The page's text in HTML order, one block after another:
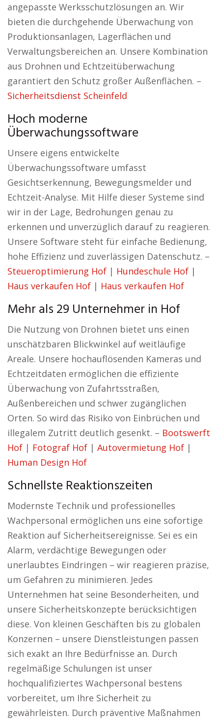
angepasste Werksschutzlösungen an. Wir
bieten die durchgehende Überwachung von
Produktionsanlagen, Lagerflächen und
Verwaltungsbereichen an. Unsere Kombination
aus Drohnen und Echtzeitüberwachung
garantiert den Schutz großer Außenflächen. –
Sicherheitsdienst Scheinfeld
Hoch moderne
Überwachungssoftware
Unsere eigens entwickelte
Überwachungssoftware umfasst
Gesichtserkennung, Bewegungsmelder und
Echtzeit-Analyse. Mit Hilfe dieser Systeme sind
wir in der Lage, Bedrohungen genau zu
erkennen und unverzüglich darauf zu reagieren.
Unsere Software steht für einfache Bedienung,
hohe Effizienz und zuverlässigen Datenschutz. –
Steueroptimierung Hof | Hundeschule Hof |
Haus verkaufen Hof | Haus verkaufen Hof
Mehr als 29 Unternehmer in Hof
Die Nutzung von Drohnen bietet uns einen
unschätzbaren Blickwinkel auf weitläufige
Areale. Unsere hochauflösenden Kameras und
Echtzeitdaten ermöglichen die effiziente
Überwachung von Zufahrtsstraßen,
Außenbereichen und schwer zugänglichen
Orten. So wird das Risiko von Einbrüchen und
illegalem Zutritt deutlich gesenkt. – Bootswerft
Hof | Fotograf Hof | Autovermietung Hof |
Human Design Hof
Schnellste Reaktionszeiten
Modernste Technik und professionelles
Wachpersonal ermöglichen uns eine sofortige
Reaktion auf Sicherheitsereignisse. Sei es ein
Alarm, verdächtige Bewegungen oder
unerlaubtes Eindringen – wir reagieren präzise,
um Gefahren zu minimieren. Jedes
Unternehmen hat seine Besonderheiten, und
unsere Sicherheitskonzepte berücksichtigen
diese. Von kleinen Geschäften bis zu globalen
Konzernen – unsere Dienstleistungen passen
sich exakt an Ihre Bedürfnisse an. Durch
regelmäßige Schulungen ist unser
hochqualifiziertes Wachpersonal bestens
vorbereitet, um Ihre Sicherheit zu
gewährleisten. Durch präventive Maßnahmen